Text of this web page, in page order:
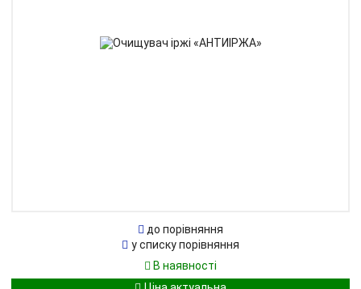
до порівняння
у списку порівняння
В наявності